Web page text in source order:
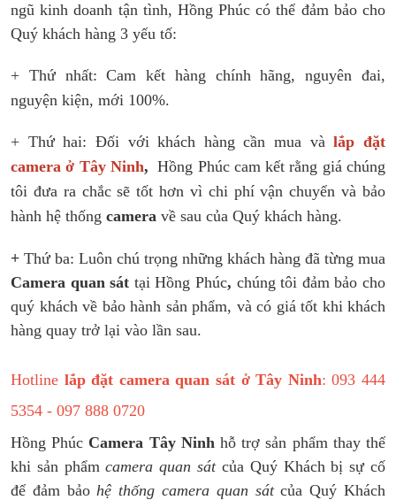
ngũ kinh doanh tận tình, Hồng Phúc có thể đảm bảo cho
Quý khách hàng 3 yếu tố:
+ Thứ nhất: Cam kết hàng chính hãng, nguyên đai,
nguyện kiện, mới 100%.
+ Thứ hai: Đối với khách hàng cần mua vàlắp đặt
camera ở Tây Ninh, Hồng Phúc cam kết rằng giá chúng
tôi đưa ra chắc sẽ tốt hơn vì chi phí vận chuyển và bảo
hành hệ thống camera về sau của Quý khách hàng.
+ Thứ ba: Luôn chú trọng những khách hàng đã từng mua
Camera quan sát tại Hồng Phúc, chúng tôi đảm bảo cho
quý khách về bảo hành sản phẩm, và có giá tốt khi khách
hàng quay trở lại vào lần sau.
Hotline lắp đặt camera quan sát ở Tây Ninh: 093 444
5354 - 097 888 0720
Hồng Phúc Camera Tây Ninh hỗ trợ sản phẩm thay thế
khi sản phẩmcamera quan sátcủa Quý Khách bị sự cố
để đảm bảo hệ thống camera quan sátcủa Quý Khách